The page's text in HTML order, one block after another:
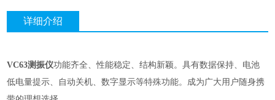
详细介绍
VC63测振仪功能齐全、性能稳定、结构新颖。具有数据保持、电池
低电量提示、自动关机、数字显示等特殊功能。成为广大用户随身携